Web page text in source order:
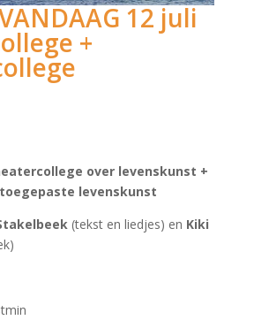
12 juli
+
over levenskunst +
levenskunst
(tekst en liedjes) en Kiki